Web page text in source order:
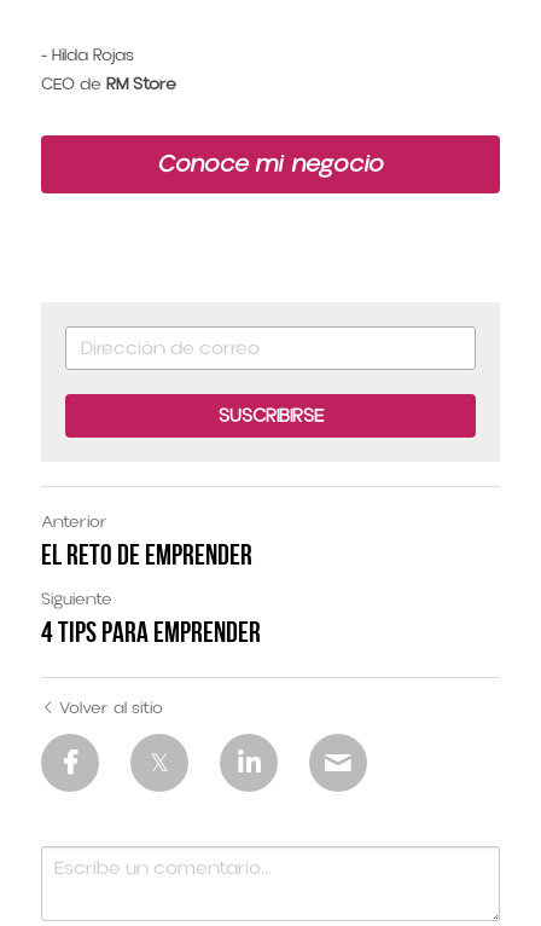
- Hilda Rojas
CEO de RM Store
Conoce mi negocio
SUSCRIBIRSE
Anterior
El reto de emprender
Siguiente
4 Tips para emprender
Volver al sitio